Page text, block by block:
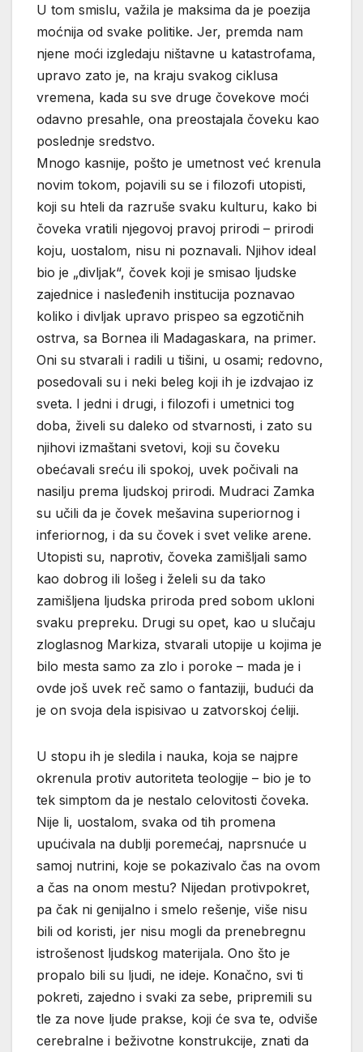
U tom smislu, važila je maksima da je poezija
moćnija od svake politike. Jer, premda nam
njene moći izgledaju ništavne u katastrofama,
upravo zato je, na kraju svakog ciklusa
vremena, kada su sve druge čovekove moći
odavno presahle, ona preostajala čoveku kao
poslednje sredstvo.
Mnogo kasnije, pošto je umetnost već krenula
novim tokom, pojavili su se i filozofi utopisti,
koji su hteli da razruše svaku kulturu, kako bi
čoveka vratili njegovoj pravoj prirodi – prirodi
koju, uostalom, nisu ni poznavali. Njihov ideal
bio je „divljak“, čovek koji je smisao ljudske
zajednice i nasleđenih institucija poznavao
koliko i divljak upravo prispeo sa egzotičnih
ostrva, sa Bornea ili Madagaskara, na primer.
Oni su stvarali i radili u tišini, u osami; redovno,
posedovali su i neki beleg koji ih je izdvajao iz
sveta. I jedni i drugi, i filozofi i umetnici tog
doba, živeli su daleko od stvarnosti, i zato su
njihovi izmaštani svetovi, koji su čoveku
obećavali sreću ili spokoj, uvek počivali na
nasilju prema ljudskoj prirodi. Mudraci Zamka
su učili da je čovek mešavina superiornog i
inferiornog, i da su čovek i svet velike arene.
Utopisti su, naprotiv, čoveka zamišljali samo
kao dobrog ili lošeg i želeli su da tako
zamišljena ljudska priroda pred sobom ukloni
svaku prepreku. Drugi su opet, kao u slučaju
zloglasnog Markiza, stvarali utopije u kojima je
bilo mesta samo za zlo i poroke – mada je i
ovde još uvek reč samo o fantaziji, budući da
je on svoja dela ispisivao u zatvorskoj ćeliji.
U stopu ih je sledila i nauka, koja se najpre
okrenula protiv autoriteta teologije – bio je to
tek simptom da je nestalo celovitosti čoveka.
Nije li, uostalom, svaka od tih promena
upućivala na dublji poremećaj, naprsnuće u
samoj nutrini, koje se pokazivalo čas na ovom
a čas na onom mestu? Nijedan protivpokret,
pa čak ni genijalno i smelo rešenje, više nisu
bili od koristi, jer nisu mogli da prenebregnu
istrošenost ljudskog materijala. Ono što je
propalo bili su ljudi, ne ideje. Konačno, svi ti
pokreti, zajedno i svaki za sebe, pripremili su
tle za nove ljude prakse, koji će sva te, odviše
cerebralne i beživotne konstrukcije, znati da